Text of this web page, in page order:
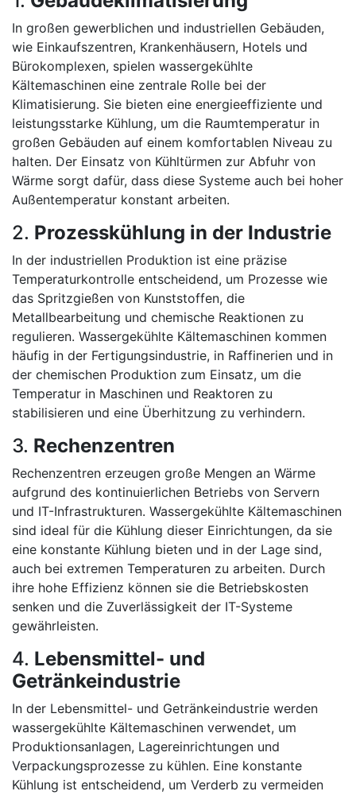
In großen gewerblichen und industriellen Gebäuden,
wie Einkaufszentren, Krankenhäusern, Hotels und
Bürokomplexen, spielen wassergekühlte
Kältemaschinen eine zentrale Rolle bei der
Klimatisierung. Sie bieten eine energieeffiziente und
leistungsstarke Kühlung, um die Raumtemperatur in
großen Gebäuden auf einem komfortablen Niveau zu
halten. Der Einsatz von Kühltürmen zur Abfuhr von
Wärme sorgt dafür, dass diese Systeme auch bei hoher
Außentemperatur konstant arbeiten.
2. Prozesskühlung in der Industrie
In der industriellen Produktion ist eine präzise
Temperaturkontrolle entscheidend, um Prozesse wie
das Spritzgießen von Kunststoffen, die
Metallbearbeitung und chemische Reaktionen zu
regulieren. Wassergekühlte Kältemaschinen kommen
häufig in der Fertigungsindustrie, in Raffinerien und in
der chemischen Produktion zum Einsatz, um die
Temperatur in Maschinen und Reaktoren zu
stabilisieren und eine Überhitzung zu verhindern.
3. Rechenzentren
Rechenzentren erzeugen große Mengen an Wärme
aufgrund des kontinuierlichen Betriebs von Servern
und IT-Infrastrukturen. Wassergekühlte Kältemaschinen
sind ideal für die Kühlung dieser Einrichtungen, da sie
eine konstante Kühlung bieten und in der Lage sind,
auch bei extremen Temperaturen zu arbeiten. Durch
ihre hohe Effizienz können sie die Betriebskosten
senken und die Zuverlässigkeit der IT-Systeme
gewährleisten.
4. Lebensmittel- und
Getränkeindustrie
In der Lebensmittel- und Getränkeindustrie werden
wassergekühlte Kältemaschinen verwendet, um
Produktionsanlagen, Lagereinrichtungen und
Verpackungsprozesse zu kühlen. Eine konstante
Kühlung ist entscheidend, um Verderb zu vermeiden